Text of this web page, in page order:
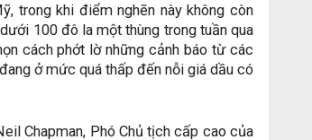
trong khi điểm nghẽn này không còn
100 đô la một thùng trong tuần qua
cách phớt lờ những cảnh báo từ các
ở mức quá thấp đến nỗi giá dầu có
Chapman, Phó Chủ tịch cấp cao của